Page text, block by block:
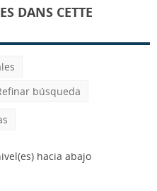
DANS CETTE
búsqueda
hacia abajo